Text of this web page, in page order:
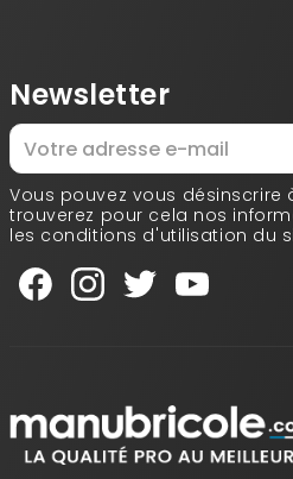
Newsletter
Vous pouvez vous désinscrire
trouverez pour cela nos
les conditions d'utilisation du